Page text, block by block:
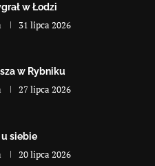
w Łodzi
31 lipca 2026
w Rybniku
27 lipca 2026
siebie
20 lipca 2026